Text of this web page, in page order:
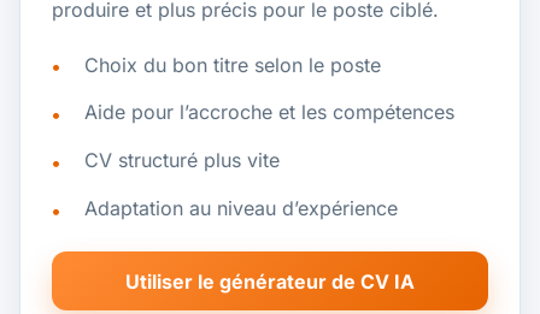
produire et plus précis pour le poste ciblé.
Choix du bon titre selon le poste
Aide pour l’accroche et les compétences
CV structuré plus vite
Adaptation au niveau d’expérience
Utiliser le générateur de CV IA